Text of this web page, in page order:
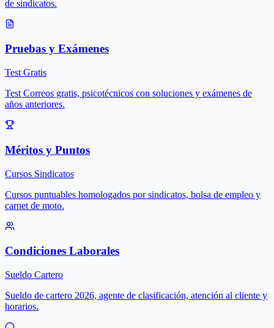
de sindicatos.
Pruebas y Exámenes
Test Gratis
Test Correos gratis, psicotécnicos con soluciones y exámenes de
años anteriores.
Méritos y Puntos
Cursos Sindicatos
Cursos puntuables homologados por sindicatos, bolsa de empleo y
carnet de moto.
Condiciones Laborales
Sueldo Cartero
Sueldo de cartero 2026, agente de clasificación, atención al cliente y
horarios.